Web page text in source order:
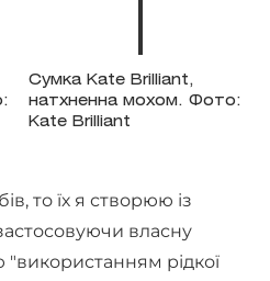
Сумка Kate Brilliant,
натхненна мохом. Фото:
Kate Brilliant
то їх я створюю із
власну
рідкої